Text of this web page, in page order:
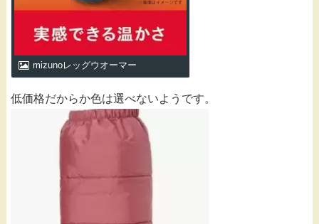
mizunoレッグウオーマー
低価格だからか色は選べないようです。